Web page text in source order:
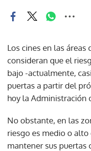
Los cines en las
consideran que el
bajo -actualmente,
puertas a partir del
hoy la Administración
No obstante, en las
riesgo es medio o
mantener sus puertas